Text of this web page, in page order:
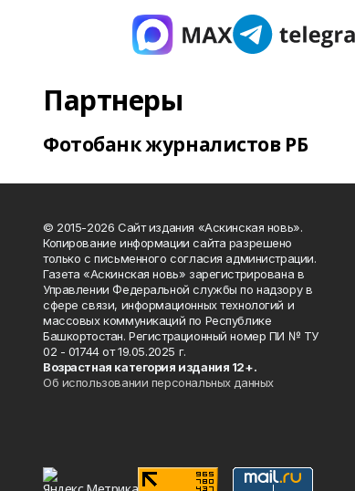
Партнеры
Фотобанк журналистов РБ
© 2015-2026 Сайт издания «Аскинская новь».
Копирование информации сайта разрешено
только с письменного согласия администрации.
Газета «Аскинская новь» зарегистрирована в
Управлении Федеральной службы по надзору в
сфере связи, информационных технологий и
массовых коммуникаций по Республике
Башкортостан. Регистрационный номер ПИ № ТУ
02 - 01744 от 19.05.2025 г.
Возрастная категория издания 12+.
Об использовании персональных данных